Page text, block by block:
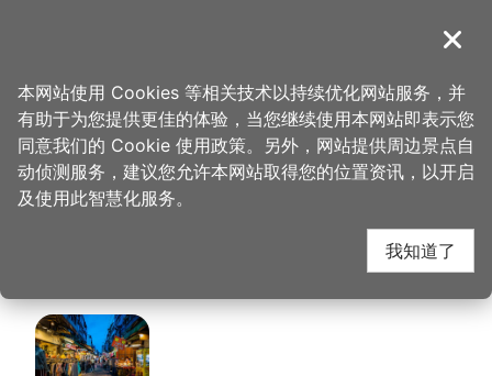
導覽
首页 > 想去的地方 > 美食、购物 > Vittaria Café 书带蕨
Vittaria Café 书带蕨
周边店家
关闭
本网站使用 Cookies 等相关技术以持续优化网站服务，并
有助于为您提供更佳的体验，当您继续使用本网站即表示您
同意我们的 Cookie 使用政策。另外，网站提供周边景点自
动侦测服务，建议您允许本网站取得您的位置资讯，以开启
及使用此智慧化服务。
我知道了